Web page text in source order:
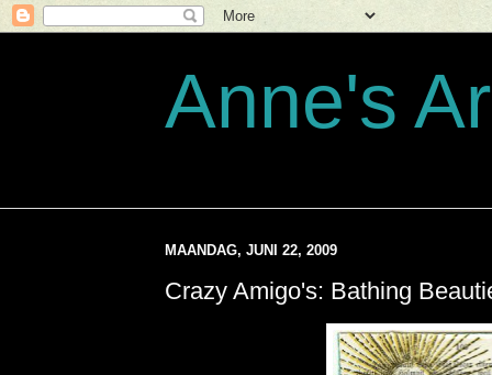
Anne's
MAANDAG, JUNI 22, 2009
Crazy Amigo's: Bathing